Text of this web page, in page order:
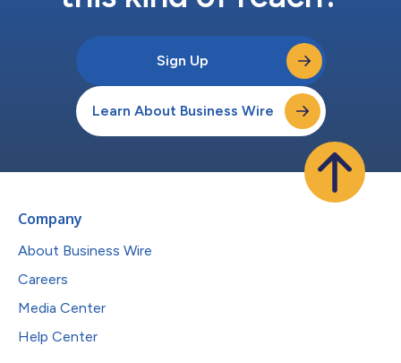
Sign Up
Learn About Business Wire
Company
About Business Wire
Careers
Media Center
Help Center